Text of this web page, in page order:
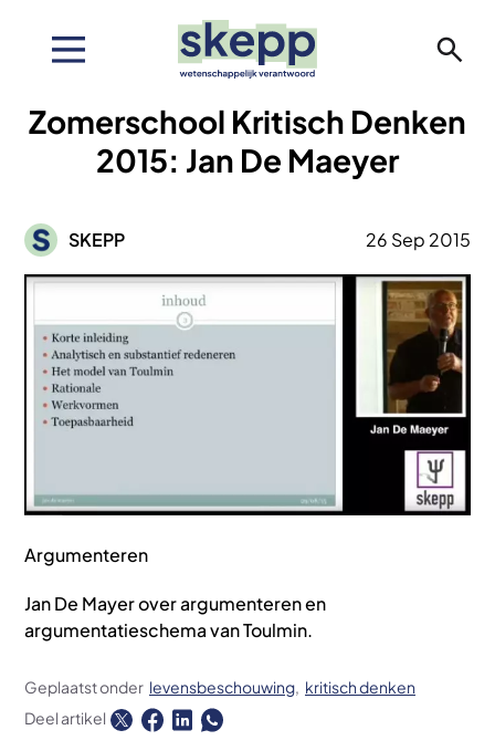
inhoud
Zomerschool Kritisch Denken
2015: Jan De Maeyer
Afbeelding
SKEPP 26 Sep 2015
Afbeelding
Argumenteren
Jan De Mayer over argumenteren en
argumentatieschema van Toulmin.
Geplaatst onder levensbeschouwing kritisch denken
Deel artikel